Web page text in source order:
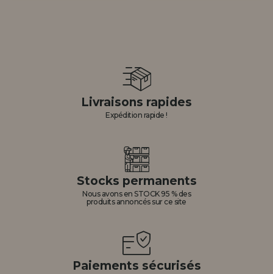
Livraisons rapides
Expédition rapide !
Stocks permanents
Nous avons en STOCK 95 % des
produits annoncés sur ce site
Paiements sécurisés